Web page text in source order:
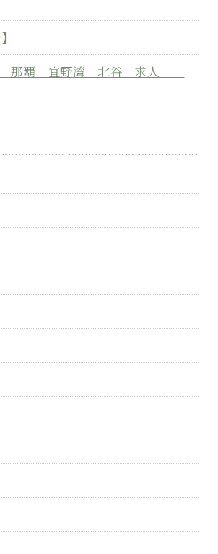
】
！ 那覇 宜野湾 北谷 求人